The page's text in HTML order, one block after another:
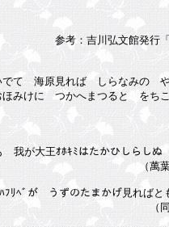
発行「古事
て　海原見れば　しらなみの　
みけに　つかへまつると　をち
我が大王ｵﾎｷﾐはたかひしらしぬ
二挽
ﾘﾍﾞが　うずのたまかげ見ればと
雑